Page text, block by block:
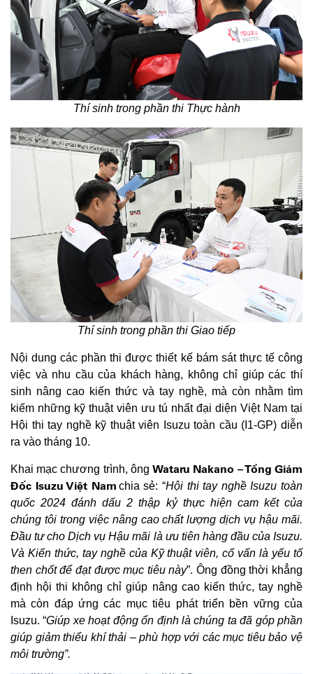
Thí sinh trong phần thi Thực hành
Thí sinh trong phần thi Giao tiếp
Nội dung các phần thi được thiết kế bám sát thực tế công
việc và nhu cầu của khách hàng, không chỉ giúp các thí
sinh nâng cao kiến thức và tay nghề, mà còn nhằm tìm
kiếm những kỹ thuật viên ưu tú nhất đại diện Việt Nam tại
Hội thi tay nghề kỹ thuật viên Isuzu toàn cầu (I1-GP) diễn
ra vào tháng 10.
Khai mạc chương trình, ôngWataru Nakano – Tổng Giám
Đốc Isuzu Việt Nam chia sẻ: “Hội thi tay nghề Isuzu toàn
quốc 2024 đánh dấu 2 thập kỷ thực hiện cam kết của
chúng tôi trong việc nâng cao chất lượng dịch vụ hậu mãi.
Đầu tư cho Dịch vụ Hậu mãi là ưu tiên hàng đầu của Isuzu.
Và Kiến thức, tay nghề của Kỹ thuật viên, cố vấn là yếu tố
then chốt để đạt được mục tiêu này”. Ông đồng thời khẳng
định hội thi không chỉ giúp nâng cao kiến thức, tay nghề
mà còn đáp ứng các mục tiêu phát triển bền vững của
Isuzu. “Giúp xe hoạt động ổn định là chúng ta đã góp phần
giúp giảm thiểu khí thải – phù hợp với các mục tiêu bảo vệ
môi trường”.